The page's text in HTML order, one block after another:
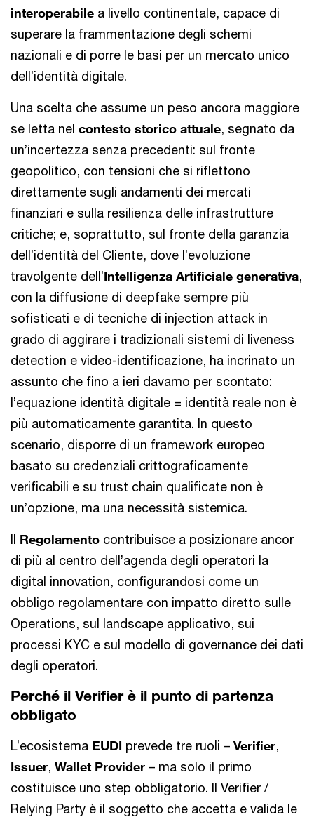
interoperabile a livello continentale, capace di
superare la frammentazione degli schemi
nazionali e di porre le basi per un mercato unico
dell’identità digitale.
Una scelta che assume un peso ancora maggiore
se letta nel contesto storico attuale, segnato da
un’incertezza senza precedenti: sul fronte
geopolitico, con tensioni che si riflettono
direttamente sugli andamenti dei mercati
finanziari e sulla resilienza delle infrastrutture
critiche; e, soprattutto, sul fronte della garanzia
dell’identità del Cliente, dove l’evoluzione
travolgente dell’Intelligenza Artificiale generativa,
con la diffusione di deepfake sempre più
sofisticati e di tecniche di injection attack in
grado di aggirare i tradizionali sistemi di liveness
detection e video-identificazione, ha incrinato un
assunto che fino a ieri davamo per scontato:
l’equazione identità digitale = identità reale non è
più automaticamente garantita. In questo
scenario, disporre di un framework europeo
basato su credenziali crittograficamente
verificabili e su trust chain qualificate non è
un’opzione, ma una necessità sistemica.
Il Regolamento contribuisce a posizionare ancor
di più al centro dell’agenda degli operatori la
digital innovation, configurandosi come un
obbligo regolamentare con impatto diretto sulle
Operations, sul landscape applicativo, sui
processi KYC e sul modello di governance dei dati
degli operatori.
Perché il Verifier è il punto di partenza
obbligato
L’ecosistema EUDI prevede tre ruoli – Verifier,
Issuer, Wallet Provider – ma solo il primo
costituisce uno step obbligatorio. Il Verifier /
Relying Party è il soggetto che accetta e valida le